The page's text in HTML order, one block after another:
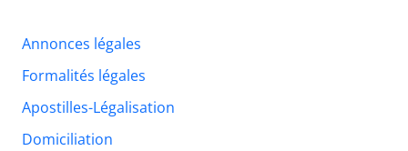
Annonces légales
Formalités légales
Apostilles-Légalisation
Domiciliation